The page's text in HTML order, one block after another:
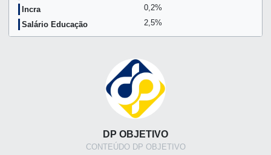
DP OBJETIVO
CONTEÚDO DP OBJETIVO
Incra
0,2%
Salário Educação
2,5%